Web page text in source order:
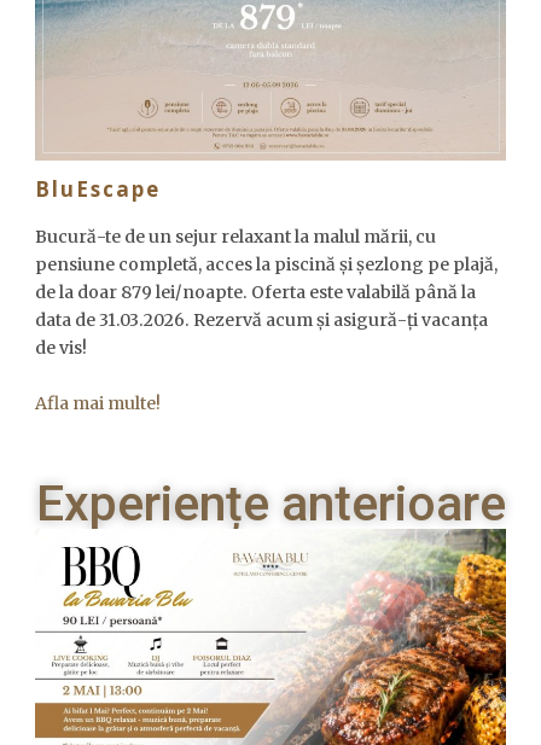
EN
BluEscape
Bucură-te de un sejur relaxant la malul mării, cu
pensiune completă, acces la piscină și șezlong pe plajă,
de la doar 879 lei/noapte. Oferta este valabilă până la
data de 31.03.2026. Rezervă acum și asigură-ți vacanța
de vis!
Afla mai multe!
Experiențe anterioare